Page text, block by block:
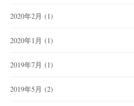
2020年2月 (1)
2020年1月 (1)
2019年7月 (1)
2019年5月 (2)